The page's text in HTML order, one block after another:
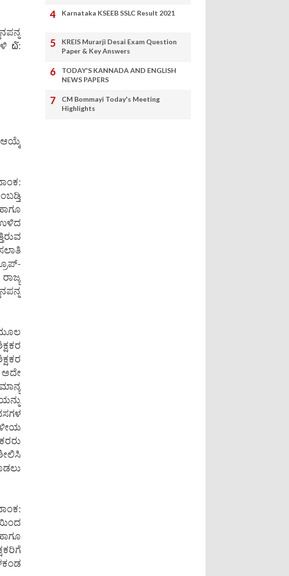
໖:
ಉಳಿದ
ಅದೇ
Karnataka KSEEB SSLC Result 2021
KREIS Murarji Desai Exam Question
Paper & Key Answers
TODAY'S KANNADA AND ENGLISH
NEWS PAPERS
CM Bommayi Today's Meeting
Highlights